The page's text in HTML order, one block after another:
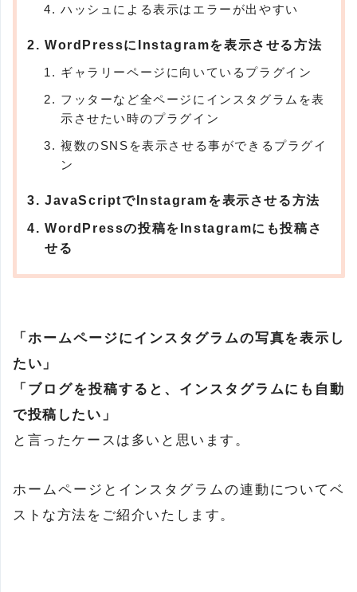
ハッシュによる表示はエラーが出やすい
WordPressにInstagramを表示させる方法
ギャラリーページに向いているプラグイン
フッターなど全ページにインスタグラムを表
示させたい時のプラグイン
複数のSNSを表示させる事ができるプラグイ
ン
JavaScriptでInstagramを表示させる方法
WordPressの投稿をInstagramにも投稿さ
せる
「ホームページにインスタグラムの写真を表示し
たい」
「ブログを投稿すると、インスタグラムにも自動
で投稿したい」
と言ったケースは多いと思います。
ホームページとインスタグラムの連動についてベ
ストな方法をご紹介いたします。